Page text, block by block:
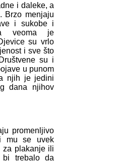
i daleke, a
Brzo menjaju
i sukobe i
veoma je
su vrlo
i sve što
su i
u punom
njih je jedini
dana njihov
promenljivo
mu se uvek
za plakanje ili
bi trebalo da